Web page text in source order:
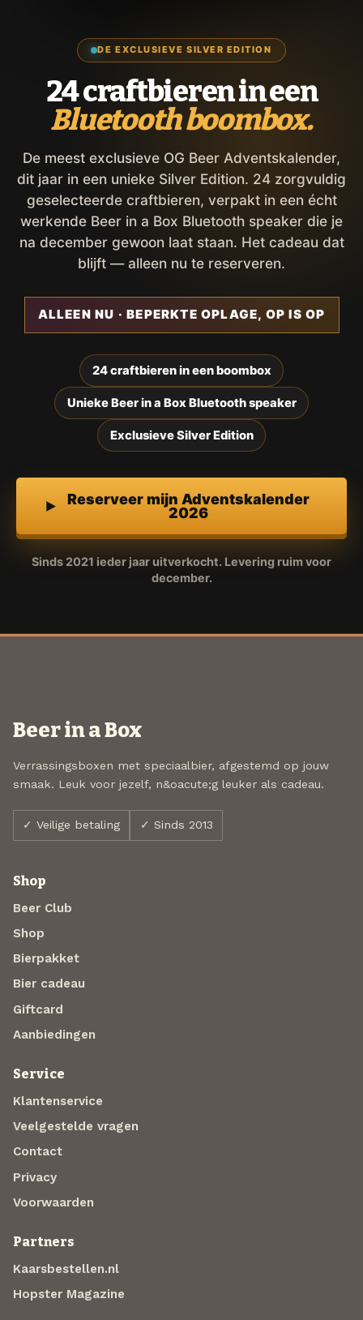
DE EXCLUSIEVE SILVER EDITION
24 craftbieren in een
Bluetooth boombox.
De meest exclusieve OG Beer Adventskalender,
dit jaar in een unieke Silver Edition. 24 zorgvuldig
geselecteerde craftbieren, verpakt in een écht
werkende Beer in a Box Bluetooth speaker die je
na december gewoon laat staan. Het cadeau dat
blijft — alleen nu te reserveren.
ALLEEN NU · BEPERKTE OPLAGE, OP IS OP
24 craftbieren in een boombox
Unieke Beer in a Box Bluetooth speaker
Exclusieve Silver Edition
Reserveer mijn Adventskalender
2026
Sinds 2021 ieder jaar uitverkocht. Levering ruim voor
december.
Beer in a Box
Verrassingsboxen met speciaalbier, afgestemd op jouw
smaak. Leuk voor jezelf, n&oacute;g leuker als cadeau.
✓ Veilige betaling ✓ Sinds 2013
Shop
Beer Club
Shop
Bierpakket
Bier cadeau
Giftcard
Aanbiedingen
Service
Klantenservice
Veelgestelde vragen
Contact
Privacy
Voorwaarden
Partners
Kaarsbestellen.nl
Hopster Magazine